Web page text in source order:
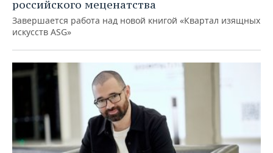
российского меценатства
Завершается работа над новой книгой «Квартал изящных
искусств ASG»